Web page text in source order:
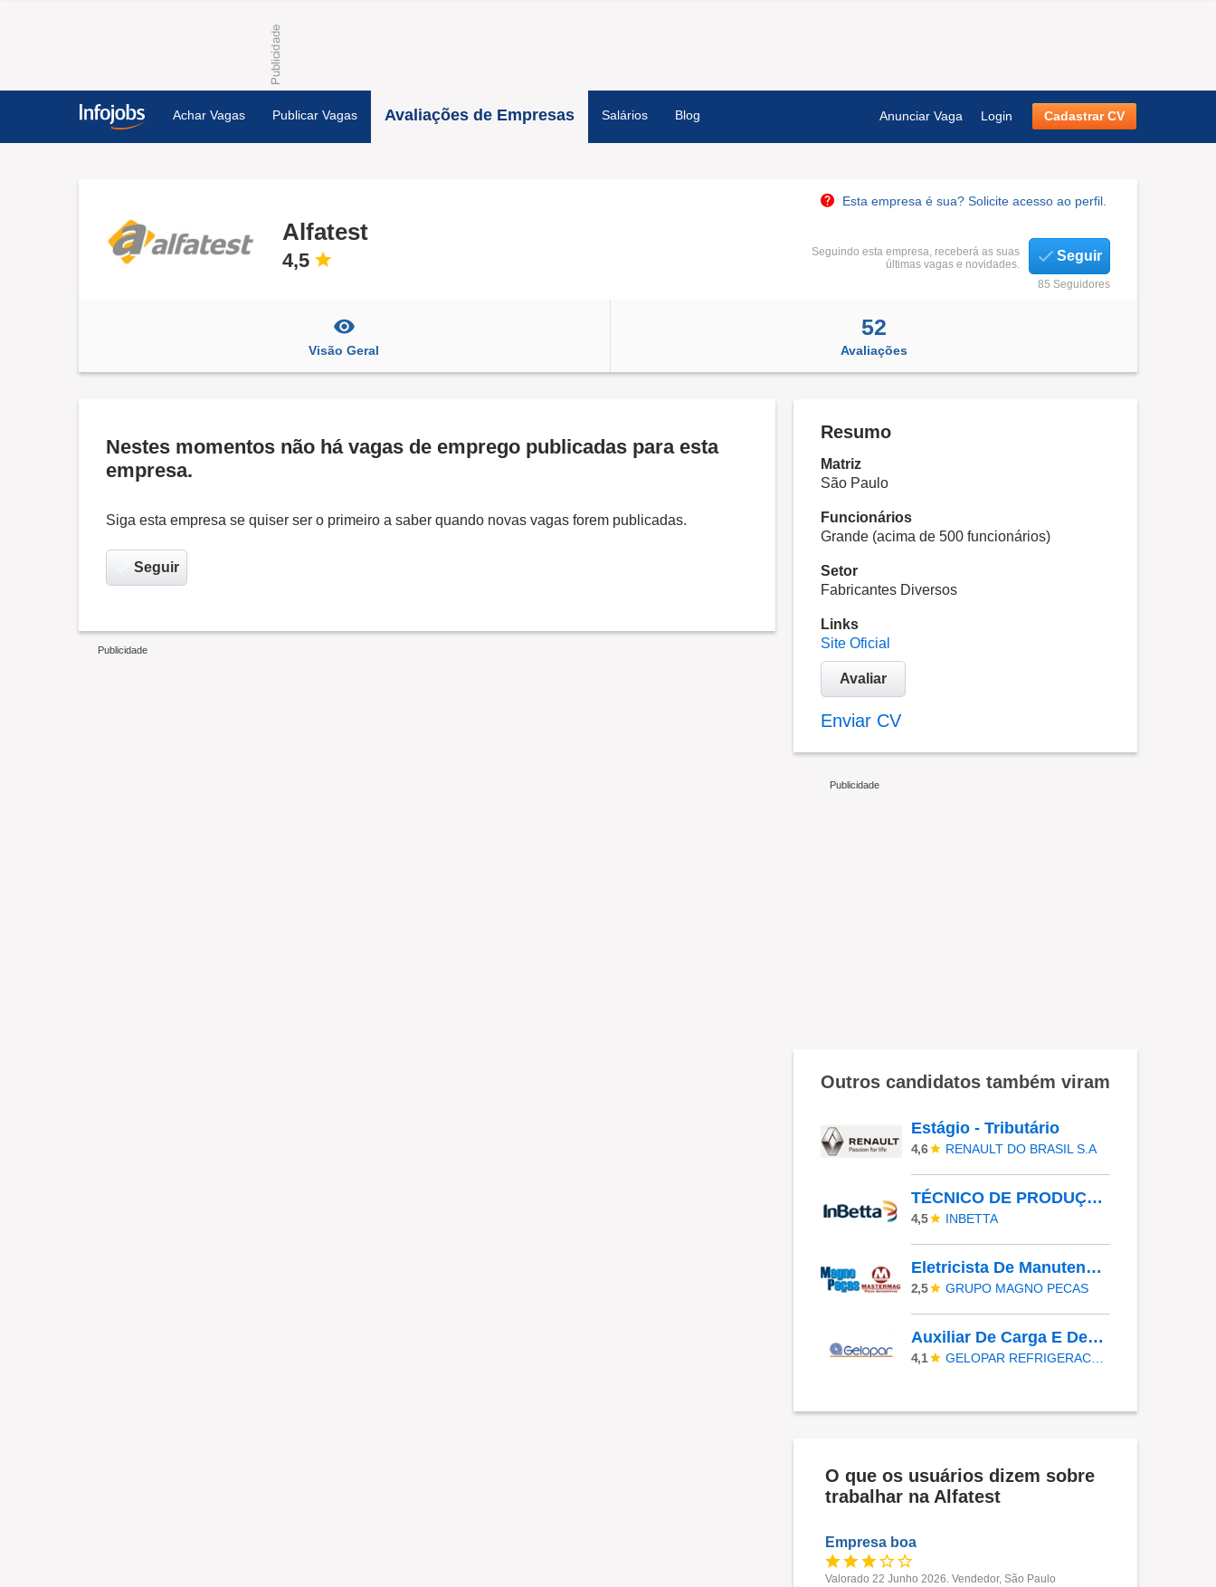
Achar Vagas Publicar Vagas Avaliações de Empresas Salários Blog Anunciar Vaga Login Cadastrar CV
Esta empresa é sua? Solicite acesso ao perfil.
Alfatest
4,5
Seguindo esta empresa, receberá as suas
últimas vagas e novidades.
Seguir
85 Seguidores
Visão Geral
52
Avaliações
Nestes momentos não há vagas de emprego publicadas para esta
empresa.
Siga esta empresa se quiser ser o primeiro a saber quando novas vagas forem publicadas.
Seguir
Resumo
Matriz
São Paulo
Funcionários
Grande (acima de 500 funcionários)
Setor
Fabricantes Diversos
Links
Site Oficial
Avaliar
Enviar CV
Outros candidatos também viram
Estágio - Tributário
4,6 RENAULT DO BRASIL S.A
TÉCNICO DE PRODUÇÃO - MANHÃ
4,5 INBETTA
Eletricista De Manutenção Industrial
2,5 GRUPO MAGNO PECAS
Auxiliar De Carga E Descarga
4,1
O que os usuários dizem sobre
trabalhar na Alfatest
Empresa boa
Valorado 22 Junho 2026. Vendedor, São Paulo